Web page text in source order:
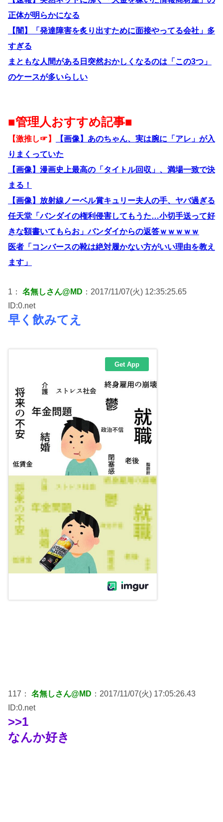
正体が明らかになる
【闇】「発達障害を炙り出すために面接やってる会社」多
すぎる
まともな人間がある日突然おかしくなるのは「この3つ」
のケースが多いらしい
■管理人おすすめ記事■
【激推し☞】
【画像】あのちゃん、実は腕に「アレ」が入
りまくっていた
【画像】漫画史上最高の「タイトル回収」、満場一致で決
まる！
【画像】放射線ノーベル賞キュリー夫人の手、ヤバ過ぎる
任天堂「バンダイの権利侵害してもうた…小切手送って好
きな額書いてもらお」バンダイからの返答ｗｗｗｗｗ
医者「コンバースの靴は絶対履かない方がいい理由を教え
ます」
1： 名無しさん@MD ：2017/11/07(火) 12:35:25.65
ID:0.net
早く飲みてえ
117： 名無しさん@MD ：2017/11/07(火) 17:05:26.43
ID:0.net
>>1
なんか好き